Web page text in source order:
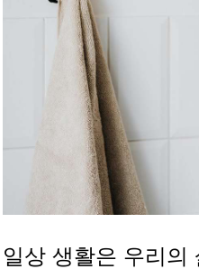
일상 생활은 우리의